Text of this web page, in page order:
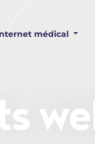
médical